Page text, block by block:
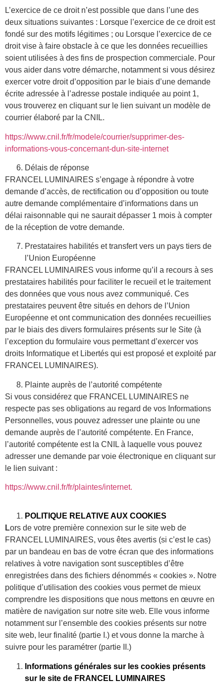
L’exercice de ce droit n’est possible que dans l’une des
deux situations suivantes : Lorsque l’exercice de ce droit est
fondé sur des motifs légitimes ; ou Lorsque l’exercice de ce
droit vise à faire obstacle à ce que les données recueillies
soient utilisées à des fins de prospection commerciale. Pour
vous aider dans votre démarche, notamment si vous désirez
exercer votre droit d’opposition par le biais d’une demande
écrite adressée à l’adresse postale indiquée au point 1,
vous trouverez en cliquant sur le lien suivant un modèle de
courrier élaboré par la CNIL.
https://www.cnil.fr/fr/modele/courrier/supprimer-des-
informations-vous-concernant-dun-site-internet
Délais de réponse
FRANCEL LUMINAIRES s’engage à répondre à votre
demande d’accès, de rectification ou d’opposition ou toute
autre demande complémentaire d’informations dans un
délai raisonnable qui ne saurait dépasser 1 mois à compter
de la réception de votre demande.
Prestataires habilités et transfert vers un pays tiers de
l’Union Européenne
FRANCEL LUMINAIRES vous informe qu’il a recours à ses
prestataires habilités pour faciliter le recueil et le traitement
des données que vous nous avez communiqué. Ces
prestataires peuvent être situés en dehors de l’Union
Européenne et ont communication des données recueillies
par le biais des divers formulaires présents sur le Site (à
l’exception du formulaire vous permettant d’exercer vos
droits Informatique et Libertés qui est proposé et exploité par
FRANCEL LUMINAIRES).
Plainte auprès de l’autorité compétente
Si vous considérez que FRANCEL LUMINAIRES ne
respecte pas ses obligations au regard de vos Informations
Personnelles, vous pouvez adresser une plainte ou une
demande auprès de l’autorité compétente. En France,
l’autorité compétente est la CNIL à laquelle vous pouvez
adresser une demande par voie électronique en cliquant sur
le lien suivant :
https://www.cnil.fr/fr/plaintes/internet.
POLITIQUE RELATIVE AUX COOKIES
Lors de votre première connexion sur le site web de
FRANCEL LUMINAIRES, vous êtes avertis (si c’est le cas)
par un bandeau en bas de votre écran que des informations
relatives à votre navigation sont susceptibles d’être
enregistrées dans des fichiers dénommés « cookies ». Notre
politique d’utilisation des cookies vous permet de mieux
comprendre les dispositions que nous mettons en œuvre en
matière de navigation sur notre site web. Elle vous informe
notamment sur l’ensemble des cookies présents sur notre
site web, leur finalité (partie I.) et vous donne la marche à
suivre pour les paramétrer (partie II.)
Informations générales sur les cookies présents
sur le site de FRANCEL LUMINAIRES